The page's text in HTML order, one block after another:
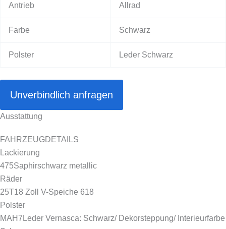
Antrieb Allrad
Farbe Schwarz
Polster Leder Schwarz
Unverbindlich anfragen
Ausstattung
FAHRZEUGDETAILS
Lackierung
475Saphirschwarz metallic
Räder
25T18 Zoll V-Speiche 618
Polster
MAH7 Leder Vernasca: Schwarz/ Dekorsteppung/ Interieurfarbe